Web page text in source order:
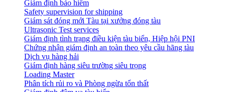
Giám định bảo hiểm
Safety supervision for shipping
Giám sát đóng mới Tàu tại xưởng đóng tàu
Ultrasonic Test services
Giám định tình trạng điều kiện tàu biển, Hiệp hội PNI
Chứng nhận giám định an toàn theo yêu cầu hãng tàu
Dịch vụ hàng hải
Giám định hàng siêu trường siêu trọng
Loading Master
Phân tích rủi ro và Phòng ngừa tổn thất